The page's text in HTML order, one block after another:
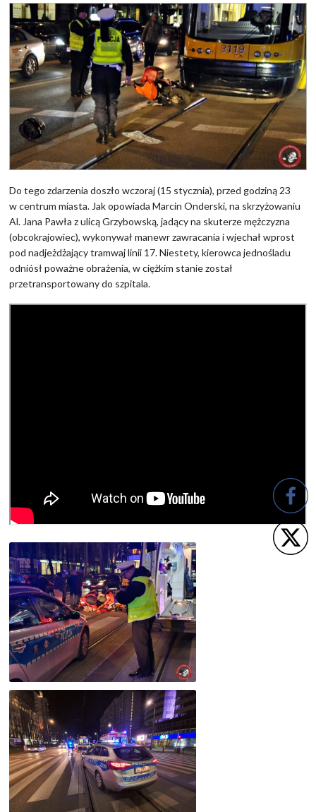
Do tego zdarzenia doszło wczoraj (15 stycznia), przed godziną 23
w centrum miasta. Jak opowiada Marcin Onderski, na skrzyżowaniu
Al. Jana Pawła z ulicą Grzybowską, jadący na skuterze mężczyzna
(obcokrajowiec), wykonywał manewr zawracania i wjechał wprost
pod nadjeżdżający tramwaj linii 17. Niestety, kierowca jednośladu
odniósł poważne obrażenia, w ciężkim stanie został
przetransportowany do szpitala.